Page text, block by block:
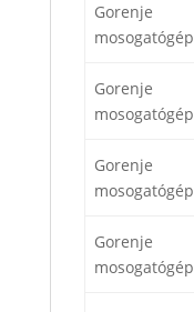
Gorenje
mosogatógép
Gorenje
mosogatógép
Gorenje
mosogatógép
Gorenje
mosogatógép